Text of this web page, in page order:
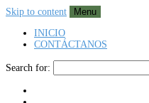
Skip to content
Menu
INICIO
CONTÁCTANOS
Search for: